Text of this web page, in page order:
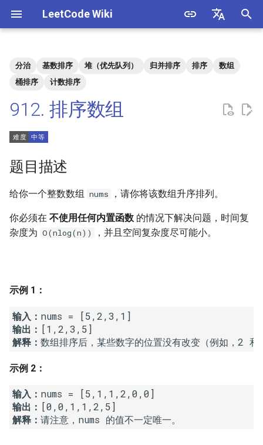
LeetCode Wiki
中文
初
始
搜
索
题目描述
解法
方法一：快速排序
方法二：归并排序
方法三
3. 数组中重复的数字
4. 二维数组中的查找
5. 替换空格
6. 从尾到头打印链表
7. 重建二叉树
9. 用两个栈实现队列
11. 旋转数组的最小数字
12. 矩阵中的路径
13. 机器人的运动范围
14.1. 剪绳子
14.2. 剪绳子 II
1. 整数除法
2. 二进制加法
3. 前 n 个数字二进制中 1 的个
6. 排序数组中两个数字之和
8. 和大于等于 target 的最短子
数组
9. 乘积小于 K 的子数组
10. 和为 k 的子数组
11. 和 1 个数相同的子数组
12. 左右两边子数组的和相等
1.1. 判定字符是否唯一
1.2. 判定是否互为字符重排
1.3. URL 化
1.4. 回文排列
1.5. 一次编辑
1.6. 字符串压缩
1.9. 字符串轮转
2.1. 移除重复节点
2.2. 返回倒数第 k 个节点
2.3. 删除中间节点
2.4. 分割链表
分治 基数排序 堆（优先队列） 归并排序 排序
数组
桶排序
计数排序
912. 排序数组
题目描述
给你一个整数数组 nums ，请你将该数组升序排列。
你必须在 不使用任何内置函数 的情况下解决问题，时间复
杂度为 O(nlog(n)) ，并且空间复杂度尽可能小。
示例 1：
输入：
输出：
解释：
示例 2：
输入：
输出：
解释：